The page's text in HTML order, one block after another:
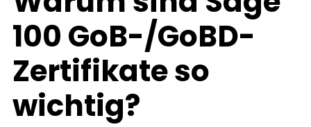
100 GoB-/GoBD-
Zertifikate so
wichtig?